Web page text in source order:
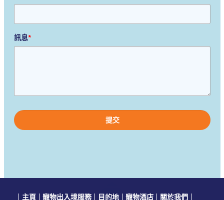
訊息*
leave
this
field
主頁 寵物出入境服務 目的地 寵物酒店 關於我們